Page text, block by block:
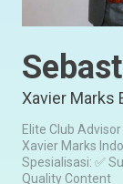
Xavier Marks
Elite Club
Xavier Marks
Spesialisasi: ✅
Quality Content